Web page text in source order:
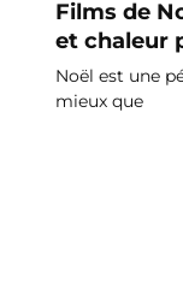
Films de
et chaleur
Noël est une
mieux que